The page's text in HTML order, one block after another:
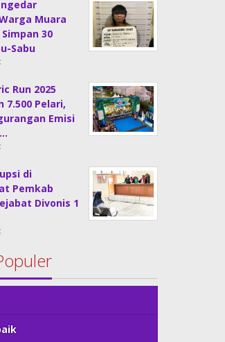
Muara
30
Sabu
Run 2025
7.500 Pelari,
Emisi
di
Pemkab
Divonis 1